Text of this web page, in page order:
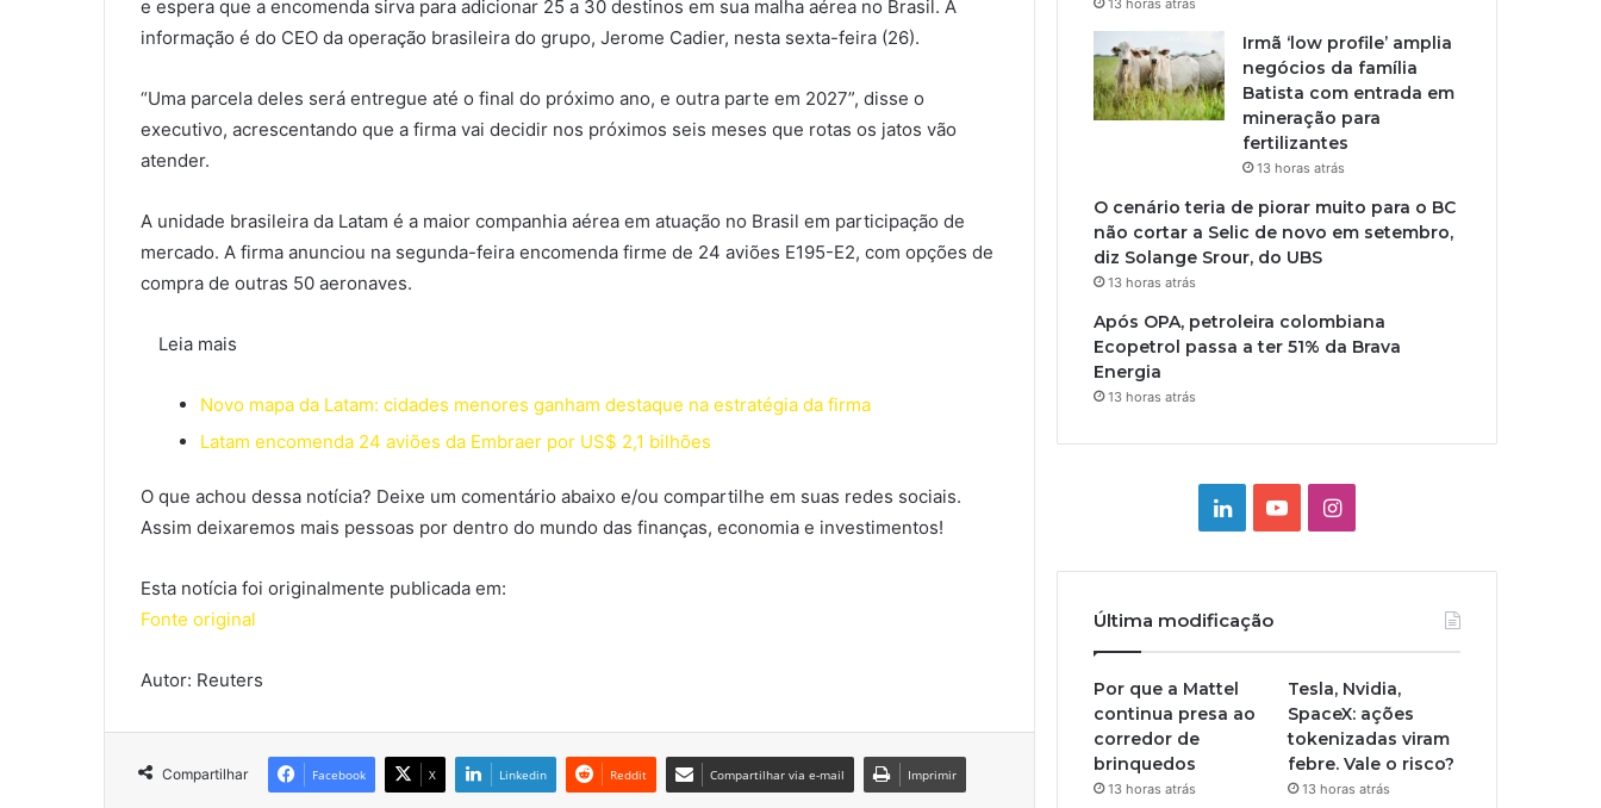
e espera que a encomenda sirva para adicionar 25 a 30 destinos em sua malha aérea no Brasil. A
informação é do CEO da operação brasileira do grupo, Jerome Cadier, nesta sexta-feira (26).
“Uma parcela deles será entregue até o final do próximo ano, e outra parte em 2027”, disse o
executivo, acrescentando que a firma vai decidir nos próximos seis meses que rotas os jatos vão
atender.
A unidade brasileira da Latam é a maior companhia aérea em atuação no Brasil em participação de
mercado. A firma anunciou na segunda-feira encomenda firme de 24 aviões E195-E2, com opções de
compra de outras 50 aeronaves.
Leia mais
Novo mapa da Latam: cidades menores ganham destaque na estratégia da firma
Latam encomenda 24 aviões da Embraer por US$ 2,1 bilhões
O que achou dessa notícia? Deixe um comentário abaixo e/ou compartilhe em suas redes sociais.
Assim deixaremos mais pessoas por dentro do mundo das finanças, economia e investimentos!
Esta notícia foi originalmente publicada em:
Fonte original
Autor: Reuters
Compartilhar Facebook X Linkedin Reddit Compartilhar via e-mail Imprimir
13 horas atrás
Irmã ‘low profile’ amplia
negócios da família
Batista com entrada em
mineração para
fertilizantes
13 horas atrás
O cenário teria de piorar muito para o BC
não cortar a Selic de novo em setembro,
diz Solange Srour, do UBS
13 horas atrás
Após OPA, petroleira colombiana
Ecopetrol passa a ter 51% da Brava
Energia
13 horas atrás
LinkedinYouTubeInstagram
Última modificação
Por que a Mattel
continua presa ao
corredor de
brinquedos
13 horas atrás
Tesla, Nvidia,
SpaceX: ações
tokenizadas viram
febre. Vale o risco?
13 horas atrás